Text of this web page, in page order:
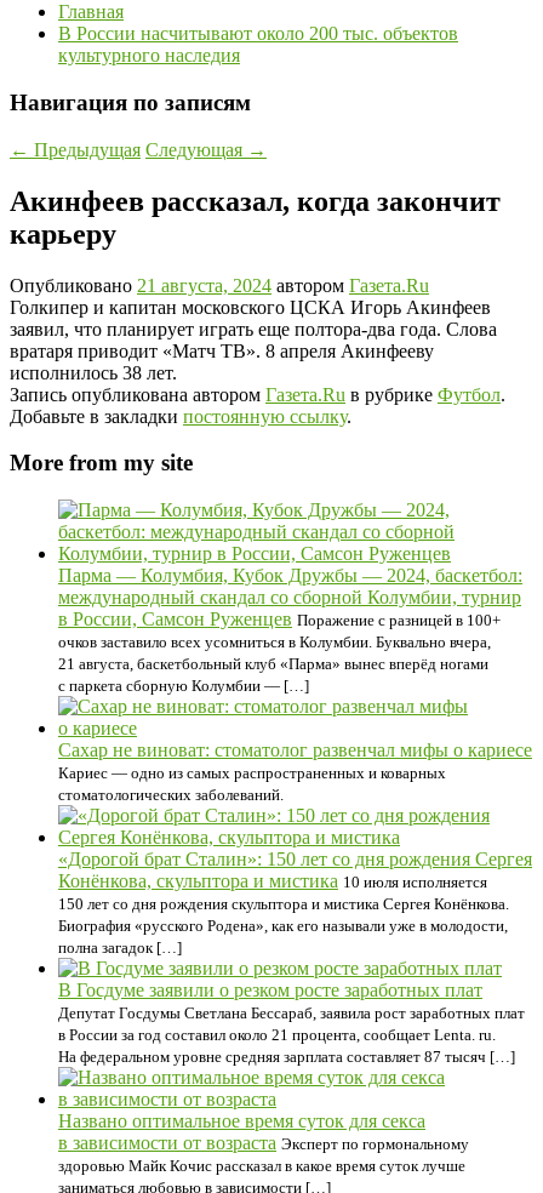
Главная
В России насчитывают около 200 тыс. объектов
культурного наследия
Навигация по записям
← Предыдущая Следующая →
Акинфеев рассказал, когда закончит
карьеру
Опубликовано 21 августа, 2024 автором Газета.Ru
Голкипер и капитан московского ЦСКА Игорь Акинфеев
заявил, что планирует играть еще полтора-два года. Слова
вратаря приводит «Матч ТВ». 8 апреля Акинфееву
исполнилось 38 лет.
Запись опубликована автором Газета.Ru в рубрике Футбол.
Добавьте в закладки постоянную ссылку.
More from my site
Парма — Колумбия, Кубок Дружбы — 2024, баскетбол:
международный скандал со сборной Колумбии, турнир
в России, Самсон Руженцев Поражение с разницей в 100+
очков заставило всех усомниться в Колумбии. Буквально вчера,
21 августа, баскетбольный клуб «Парма» вынес вперёд ногами
с паркета сборную Колумбии — […]
Сахар не виноват: стоматолог развенчал мифы о кариесе
Кариес — одно из самых распространенных и коварных
стоматологических заболеваний.
«Дорогой брат Сталин»: 150 лет со дня рождения Сергея
Конёнкова, скульптора и мистика 10 июля исполняется
150 лет со дня рождения скульптора и мистика Сергея Конёнкова.
Биография «русского Родена», как его называли уже в молодости,
полна загадок […]
В Госдуме заявили о резком росте заработных плат
Депутат Госдумы Светлана Бессараб, заявила рост заработных плат
в России за год составил около 21 процента, сообщает Lenta. ru.
На федеральном уровне средняя зарплата составляет 87 тысяч […]
Названо оптимальное время суток для секса
в зависимости от возраста Эксперт по гормональному
здоровью Майк Кочис рассказал в какое время суток лучше
заниматься любовью в зависимости […]